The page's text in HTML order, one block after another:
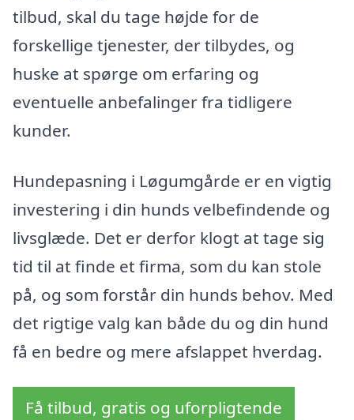
tilbud, skal du tage højde for de
forskellige tjenester, der tilbydes, og
huske at spørge om erfaring og
eventuelle anbefalinger fra tidligere
kunder.
Hundepasning i Løgumgårde er en vigtig
investering i din hunds velbefindende og
livsglæde. Det er derfor klogt at tage sig
tid til at finde et firma, som du kan stole
på, og som forstår din hunds behov. Med
det rigtige valg kan både du og din hund
få en bedre og mere afslappet hverdag.
Få tilbud, gratis og uforpligtende